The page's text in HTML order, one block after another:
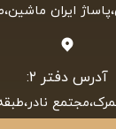
ایران
آدرس دفتر ۲:
نادر،طبقه ۶،واحد